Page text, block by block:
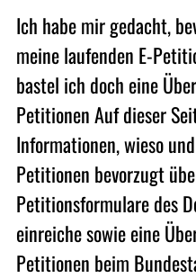
Ich habe mir gedacht,
meine laufenden E-
bastel ich doch eine
Petitionen Auf dieser
Informationen, wieso
Petitionen bevorzugt
Petitionsformulare des
einreiche sowie eine
Petitionen beim